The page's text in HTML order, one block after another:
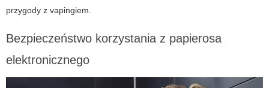
przygody z vapingiem.
Bezpieczeństwo korzystania z papierosa
elektronicznego